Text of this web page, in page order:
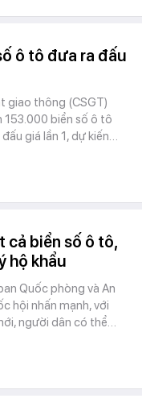
ô tô đưa ra đấu
giao thông (CSGT)
153.000 biển số ô tô
giá lần 1, dự kiến…
cả biển số ô tô,
hộ khẩu
Quốc phòng và An
hội nhấn mạnh, với
người dân có thể…